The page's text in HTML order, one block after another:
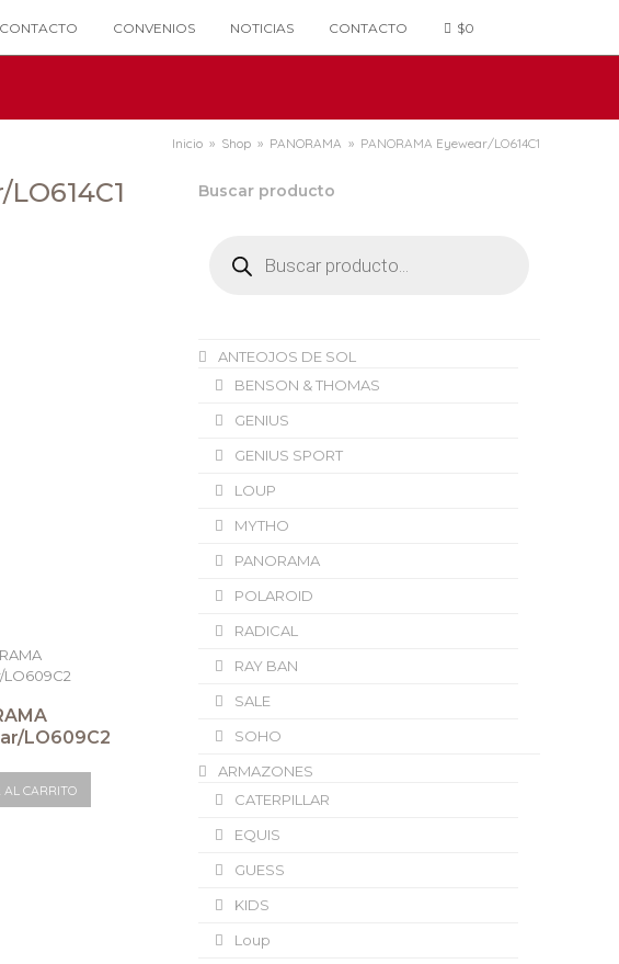
CONVENIOS NOTICIAS CONTACTO $0
Inicio » Shop » PANORAMA » PANORAMA Eyewear/LO614C1
LO609C2
AL CARRITO
Buscar producto
productos
ANTEOJOS DE SOL
BENSON & THOMAS
GENIUS
GENIUS SPORT
LOUP
MYTHO
PANORAMA
POLAROID
RADICAL
RAY BAN
SALE
SOHO
ARMAZONES
CATERPILLAR
EQUIS
GUESS
KIDS
Loup